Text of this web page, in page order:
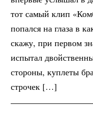
тот самый клип
попался на глаза в
скажу, при первом
испытал
стороны, куплеты
строчек […]